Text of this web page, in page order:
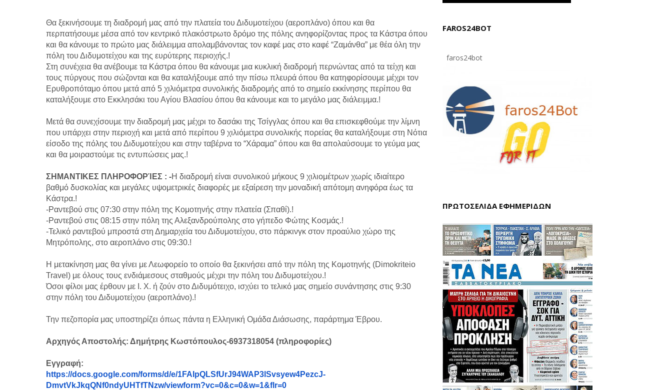
Θα ξεκινήσουμε τη διαδρομή μας από την πλατεία του Διδυμοτείχου (αεροπλάνο) όπου και θα
περπατήσουμε μέσα από τον κεντρικό πλακόστρωτο δρόμο της πόλης ανηφορίζοντας προς τα Κάστρα όπου
και θα κάνουμε το πρώτο μας διάλειμμα απολαμβάνοντας τον καφέ μας στο καφέ “Ζαμάνθα” με θέα όλη την
πόλη του Διδυμοτείχου και της ευρύτερης περιοχής.!
Στη συνέχεια θα ανέβουμε τα Κάστρα όπου θα κάνουμε μια κυκλική διαδρομή περνώντας από τα τείχη και
τους πύργους που σώζονται και θα καταλήξουμε από την πίσω πλευρά όπου θα κατηφορίσουμε μέχρι τον
Ερυθροπόταμο όπου μετά από 5 χιλιόμετρα συνολικής διαδρομής από το σημείο εκκίνησης περίπου θα
καταλήξουμε στο Εκκλησάκι του Αγίου Βλασίου όπου θα κάνουμε και το μεγάλο μας διάλειμμα.!
Μετά θα συνεχίσουμε την διαδρομή μας μέχρι το δασάκι της Τσίγγλας όπου και θα επισκεφθούμε την λίμνη
που υπάρχει στην περιοχή και μετά από περίπου 9 χιλιόμετρα συνολικής πορείας θα καταλήξουμε στη Νότια
είσοδο της πόλης του Διδυμοτείχου και στην ταβέρνα το “Χάραμα” όπου και θα απολαύσουμε το γεύμα μας
και θα μοιραστούμε τις εντυπώσεις μας.!
ΣΗΜΑΝΤΙΚΕΣ ΠΛΗΡΟΦΟΡΊΕΣ : -Η διαδρομή είναι συνολικού μήκους 9 χιλιομέτρων χωρίς ιδιαίτερο
βαθμό δυσκολίας και μεγάλες υψομετρικές διαφορές με εξαίρεση την μοναδική απότομη ανηφόρα έως τα
Κάστρα.!
-Ραντεβού στις 07:30 στην πόλη της Κομοτηνής στην πλατεία (Σπαθί).!
-Ραντεβού στις 08:15 στην πόλη της Αλεξανδρούπολης στο γήπεδο Φώτης Κοσμάς.!
-Τελικό ραντεβού μπροστά στη Δημαρχεία του Διδυμοτείχου, στο πάρκινγκ στον προαύλιο χώρο της
Μητρόπολης, στο αεροπλάνο στις 09:30.!
Η μετακίνηση μας θα γίνει με Λεωφορείο το οποίο θα ξεκινήσει από την πόλη της Κομοτηνής (Dimokriteio
Travel) με όλους τους ενδιάμεσους σταθμούς μέχρι την πόλη του Διδυμοτείχου.!
Όσοι φίλοι μας έρθουν με Ι. Χ. ή ζούν στο Διδυμότειχο, ισχύει το τελικό μας σημείο συνάντησης στις 9:30
στην πόλη του Διδυμοτείχου (αεροπλάνο).!
Την πεζοπορία μας υποστηρίζει όπως πάντα η Ελληνική Ομάδα Διάσωσης, παράρτημα Έβρου.
Αρχηγός Αποστολής: Δημήτρης Κωστόπουλος-6937318054 (πληροφορίες)
Εγγραφή:
https://docs.google.com/forms/d/e/1FAIpQLSfUrJ94WAP3lSvsyew4PezcJ-
DmvtVkJkqQNf0ndyUHTfTNzw/viewform?vc=0&c=0&w=1&flr=0
FAROS24BOT
faros24bot
ΠΡΩΤΟΣΕΛΙΔΑ ΕΦΗΜΕΡΙΔΩΝ